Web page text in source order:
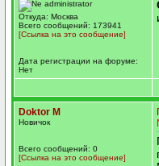
Откуда: Москва
Всего сообщений: 173941
[Ссылка на это сообщение]
Дата регистрации на форуме:
Нет
Doktor M
Новичок
Всего сообщений: 0
[Ссылка на это сообщение]